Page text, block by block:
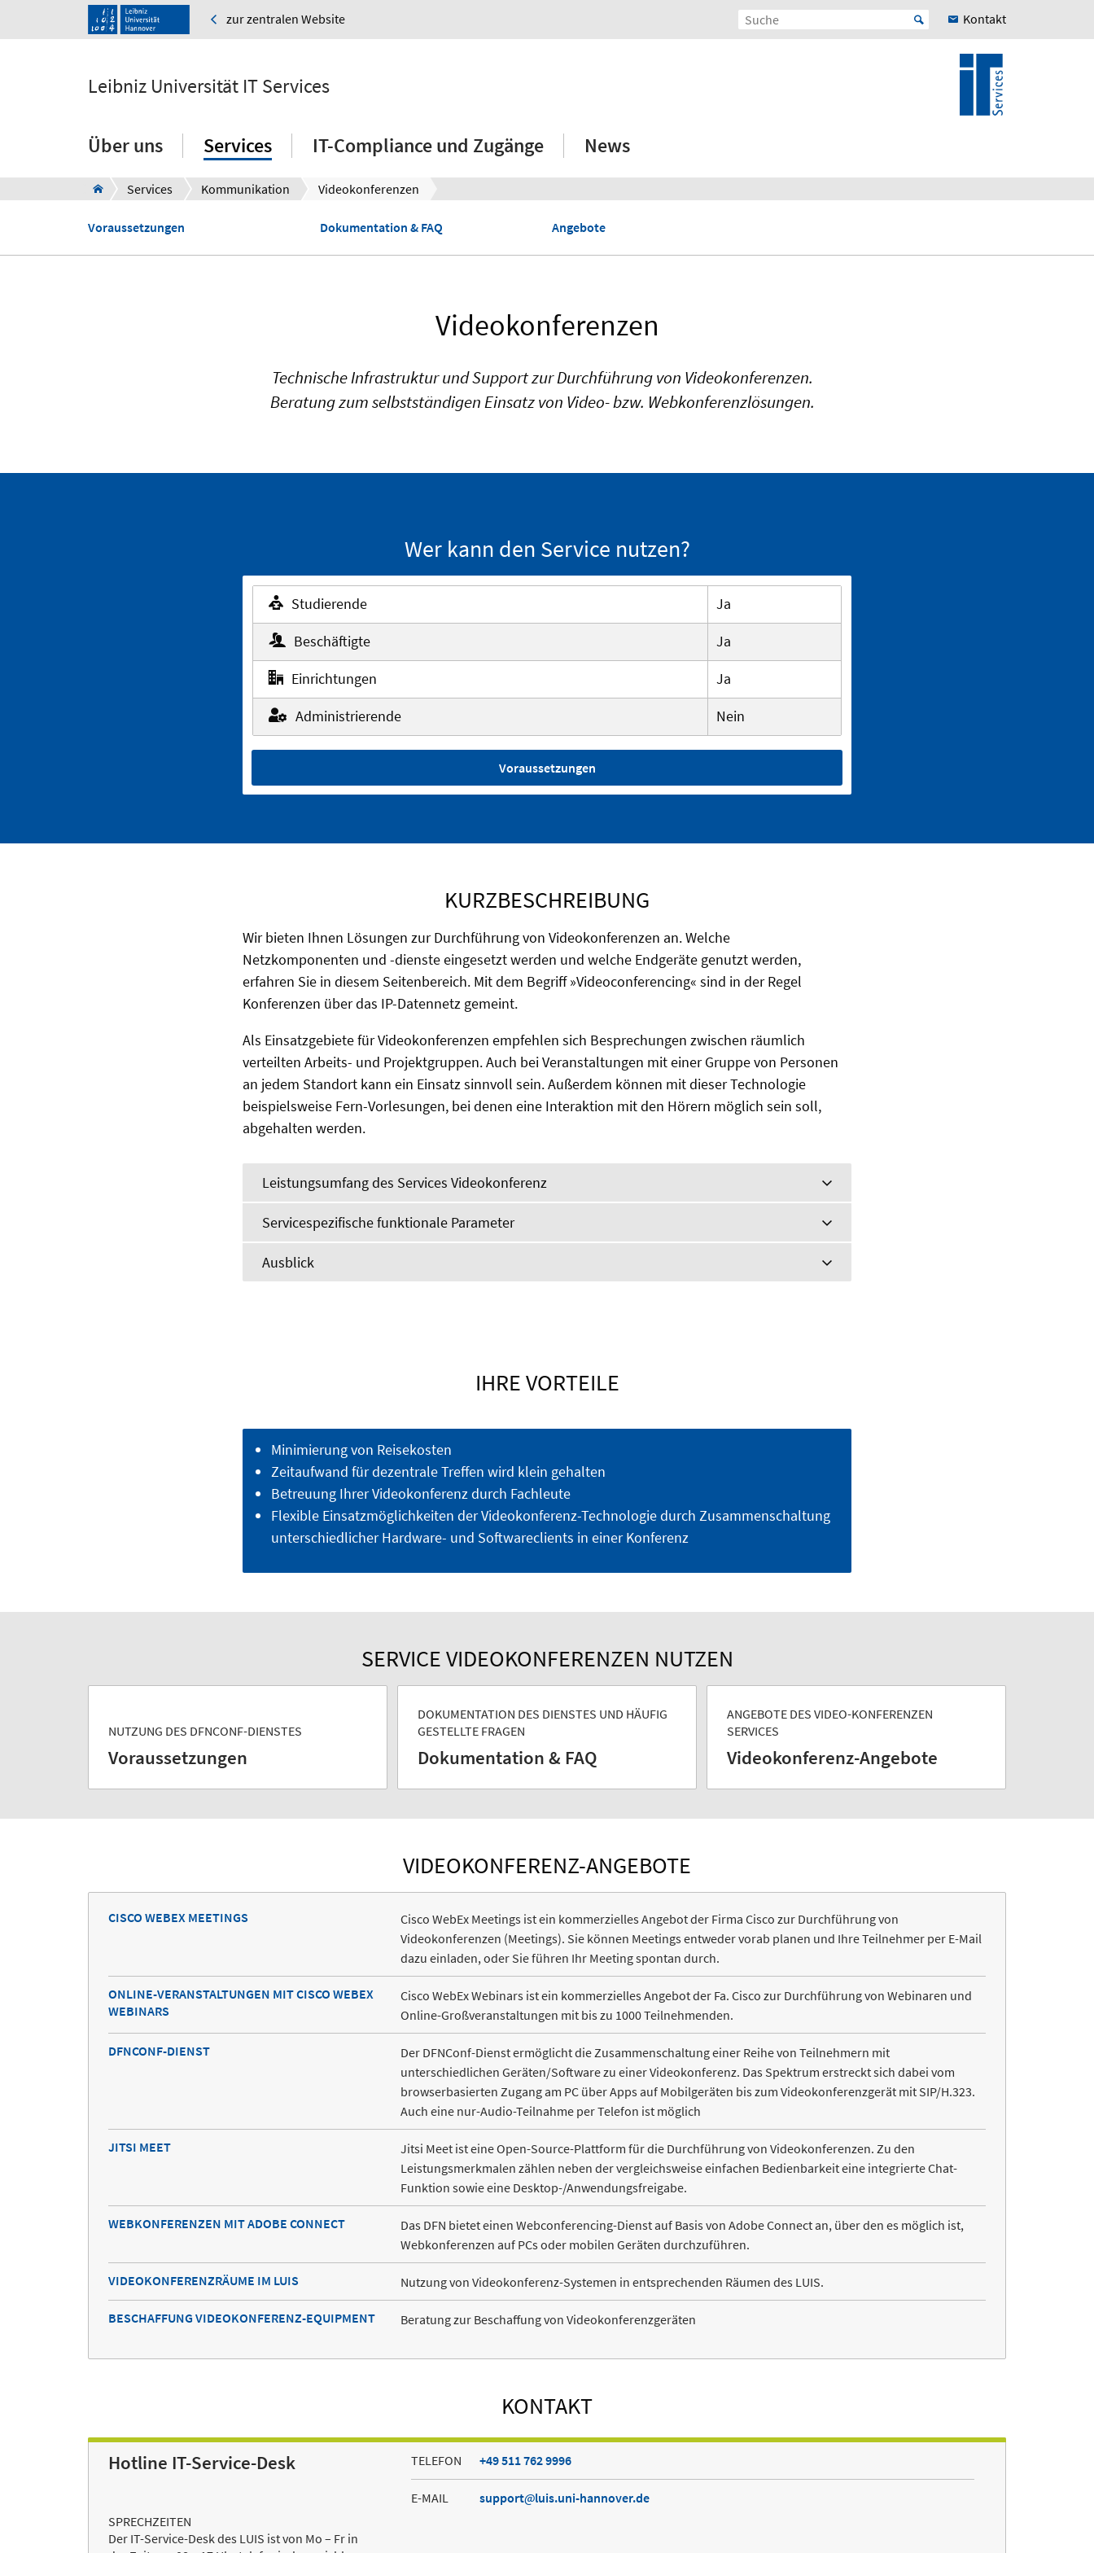
zur zentralen Website Kontakt
Leibniz Universität IT Services
Über uns Services IT-Compliance und Zugänge News
Services Kommunikation Videokonferenzen
Voraussetzungen Dokumentation & FAQ Angebote
Videokonferenzen
Technische Infrastruktur und Support zur Durchführung von Videokonferenzen.
Beratung zum selbstständigen Einsatz von Video- bzw. Webkonferenzlösungen.
Wer kann den Service nutzen?
Studierende
Ja
Beschäftigte
Ja
Einrichtungen
Ja
Administrierende
Nein
Voraussetzungen
KURZBESCHREIBUNG
Wir bieten Ihnen Lösungen zur Durchführung von Videokonferenzen an. Welche
Netzkomponenten und -dienste eingesetzt werden und welche Endgeräte genutzt werden,
erfahren Sie in diesem Seitenbereich. Mit dem Begriff »Videoconferencing« sind in der Regel
Konferenzen über das IP-Datennetz gemeint.
Als Einsatzgebiete für Videokonferenzen empfehlen sich Besprechungen zwischen räumlich
verteilten Arbeits- und Projektgruppen. Auch bei Veranstaltungen mit einer Gruppe von Personen
an jedem Standort kann ein Einsatz sinnvoll sein. Außerdem können mit dieser Technologie
beispielsweise Fern-Vorlesungen, bei denen eine Interaktion mit den Hörern möglich sein soll,
abgehalten werden.
Leistungsumfang des Services Videokonferenz
Servicespezifische funktionale Parameter
Ausblick
IHRE VORTEILE
Minimierung von Reisekosten
Zeitaufwand für dezentrale Treffen wird klein gehalten
Betreuung Ihrer Videokonferenz durch Fachleute
Flexible Einsatzmöglichkeiten der Videokonferenz-Technologie durch Zusammenschaltung
unterschiedlicher Hardware- und Softwareclients in einer Konferenz
SERVICE VIDEOKONFERENZEN NUTZEN
NUTZUNG DES DFNCONF-DIENSTES
Voraussetzungen
DOKUMENTATION DES DIENSTES UND HÄUFIG
GESTELLTE FRAGEN
Dokumentation & FAQ
ANGEBOTE DES VIDEO-KONFERENZEN
SERVICES
Videokonferenz-Angebote
VIDEOKONFERENZ-ANGEBOTE
CISCO WEBEX MEETINGS
Cisco WebEx Meetings ist ein kommerzielles Angebot der Firma Cisco zur Durchführung von
Videokonferenzen (Meetings). Sie können Meetings entweder vorab planen und Ihre Teilnehmer per E-Mail
dazu einladen, oder Sie führen Ihr Meeting spontan durch.
ONLINE-VERANSTALTUNGEN MIT CISCO WEBEX
WEBINARS
Cisco WebEx Webinars ist ein kommerzielles Angebot der Fa. Cisco zur Durchführung von Webinaren und
Online-Großveranstaltungen mit bis zu 1000 Teilnehmenden.
DFNCONF-DIENST
Der DFNConf-Dienst ermöglicht die Zusammenschaltung einer Reihe von Teilnehmern mit
unterschiedlichen Geräten/Software zu einer Videokonferenz. Das Spektrum erstreckt sich dabei vom
browserbasierten Zugang am PC über Apps auf Mobilgeräten bis zum Videokonferenzgerät mit SIP/H.323.
Auch eine nur-Audio-Teilnahme per Telefon ist möglich
JITSI MEET
Jitsi Meet ist eine Open-Source-Plattform für die Durchführung von Videokonferenzen. Zu den
Leistungsmerkmalen zählen neben der vergleichsweise einfachen Bedienbarkeit eine integrierte Chat-
Funktion sowie eine Desktop-/Anwendungsfreigabe.
WEBKONFERENZEN MIT ADOBE CONNECT
Das DFN bietet einen Webconferencing-Dienst auf Basis von Adobe Connect an, über den es möglich ist,
Webkonferenzen auf PCs oder mobilen Geräten durchzuführen.
VIDEOKONFERENZRÄUME IM LUIS Nutzung von Videokonferenz-Systemen in entsprechenden Räumen des LUIS.
BESCHAFFUNG VIDEOKONFERENZ-EQUIPMENT Beratung zur Beschaffung von Videokonferenzgeräten
KONTAKT
Hotline IT-Service-Desk
SPRECHZEITEN
Der IT-Service-Desk des LUIS ist von Mo – Fr in
TELEFON +49 511 762 9996
E-MAIL support luis.uni-hannover.de